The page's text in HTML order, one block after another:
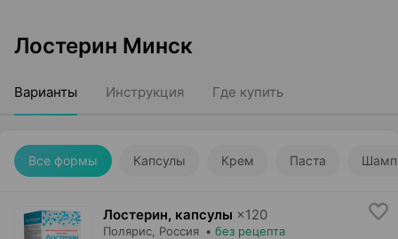
Лостерин Минск
Варианты Инструкция Где купить
Все формы Капсулы Крем Паста
Лостерин, капсулы ×120
Полярис , Россия • без рецепта